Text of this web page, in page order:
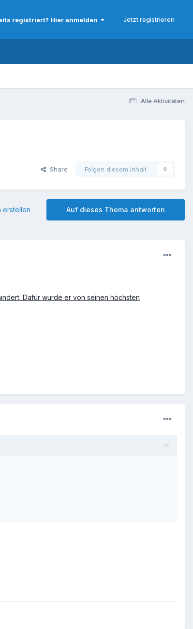
registriert? Hier anmelden Jetzt registrieren
Alle Aktivitäten
Share Folgen diesem Inhalt 0
Auf dieses Thema antworten
erstellen
Dafür wurde er von seinen höchsten